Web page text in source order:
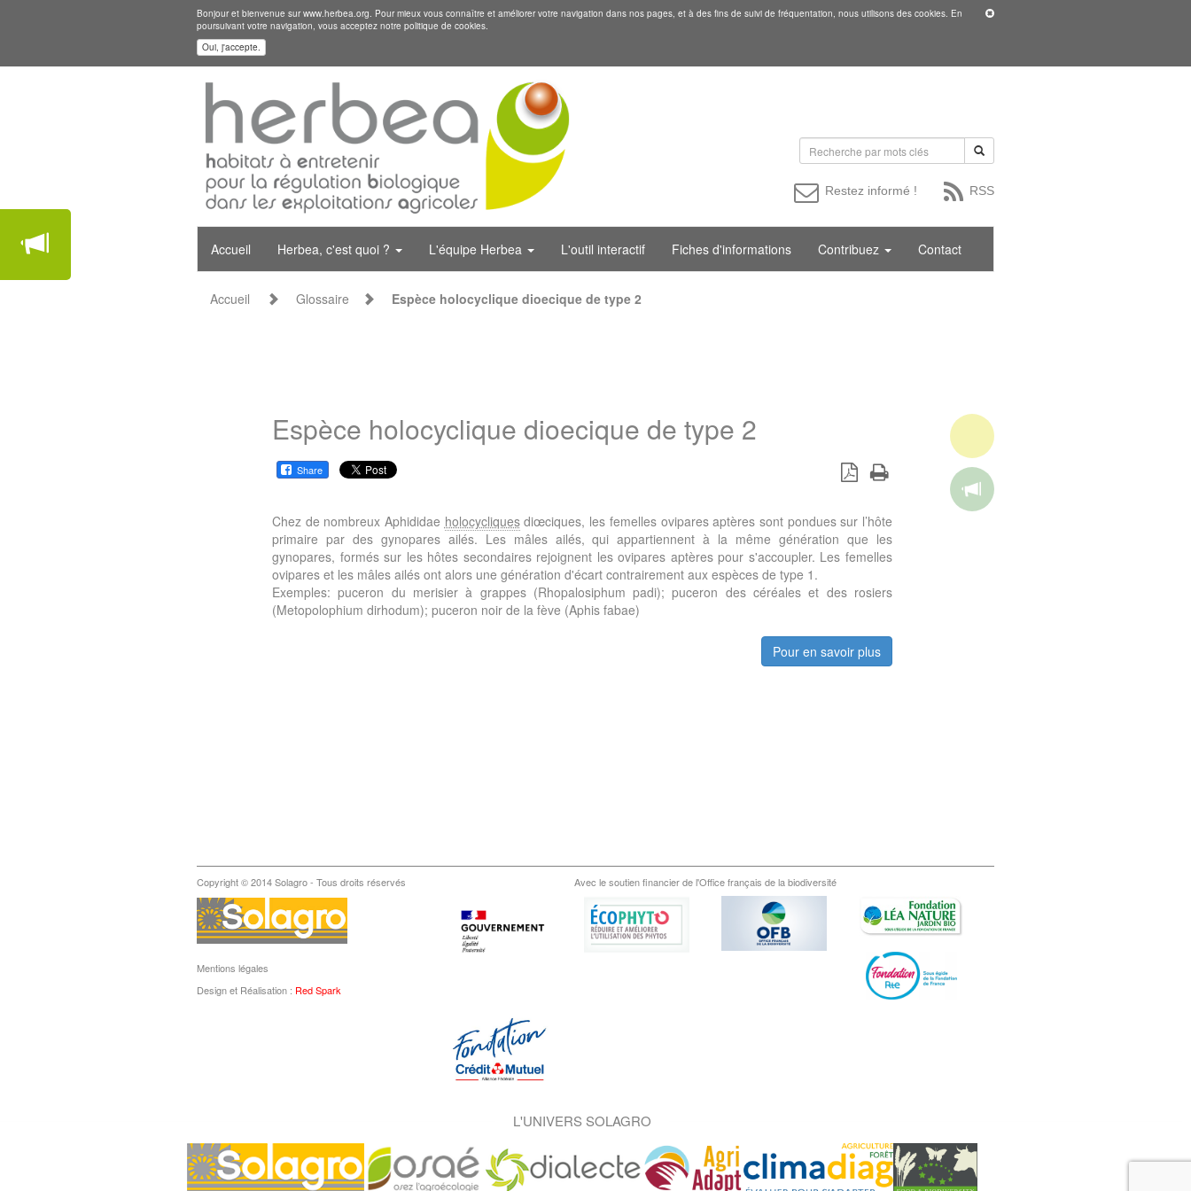
Bonjour et bienvenue sur www.herbea.org. Pour mieux vous connaître et améliorer votre navigation dans nos pages, et à des fins de suivi de fréquentation, nous utilisons des cookies. En
poursuivant votre navigation, vous acceptez notre politique de cookies.
Oui, j'accepte.
RSS
Restez informé !
Accueil Herbea, c'est quoi ? L'équipe Herbea L'outil interactif Fiches d'informations Contribuez Contact
Accueil Glossaire Espèce holocyclique dioecique de type 2
Espèce holocyclique dioecique de type 2
Share
Chez de nombreux Aphididae holocycliquesdiœciques, les femelles ovipares aptères sont pondues sur l’hôte
primaire par des gynopares ailés. Les mâles ailés, qui appartiennent à la même génération que les
gynopares, formés sur les hôtes secondaires rejoignent les ovipares aptères pour s'accoupler. Les femelles
ovipares et les mâles ailés ont alors une génération d'écart contrairement aux espèces de type 1.
Exemples: puceron du merisier à grappes (Rhopalosiphum padi); puceron des céréales et des rosiers
(Metopolophium dirhodum); puceron noir de la fève (Aphis fabae)
Pour en savoir plus
Copyright © 2014 Solagro - Tous droits réservés
Mentions légales
Design et Réalisation : Red Spark
Avec le soutien financier de l'Office français de la biodiversité
L'UNIVERS SOLAGRO